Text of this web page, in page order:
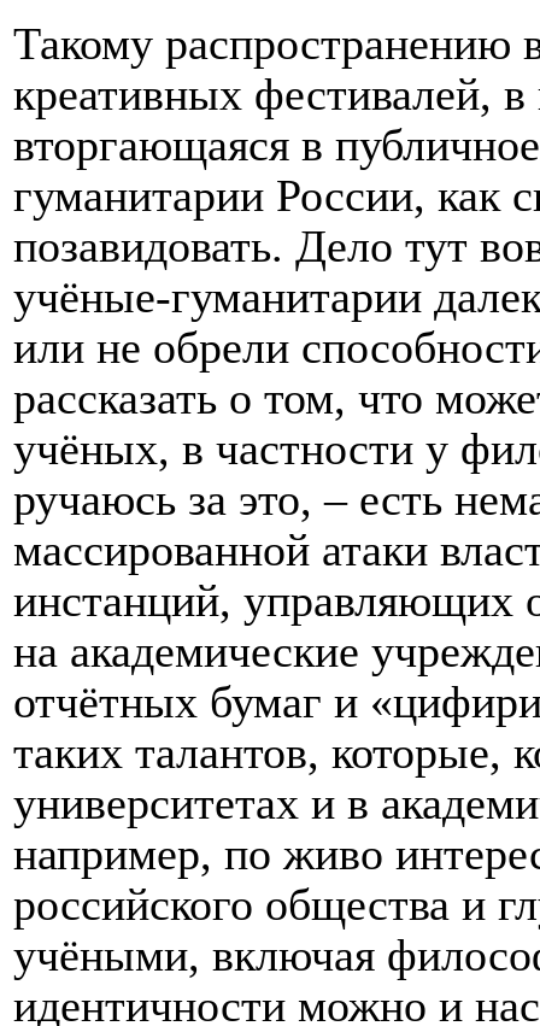
Такому распространению
креативных фестивалей,
вторгающаяся в
гуманитарии России, как
позавидовать. Дело тут
учёные-гуманитарии
или не обрели
рассказать о том, что
учёных, в частности у
ручаюсь за это, – есть
массированной атаки
инстанций, управляющих
на академические
отчётных бумаг и
таких талантов,
университетах и в
например, по живо
российского общества и
учёными, включая
идентичности можно и